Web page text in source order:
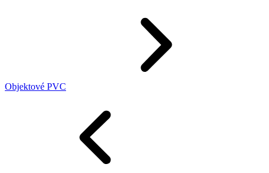
Objektové PVC